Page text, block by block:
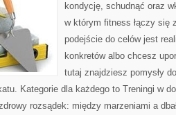
kondycję, schudnąć oraz
w którym fitness łączy się
podejście do celów jest
konkretów albo chcesz
tutaj znajdziesz pomysły
Kategorie dla każdego to Treningi w
rozsądek: między marzeniami a